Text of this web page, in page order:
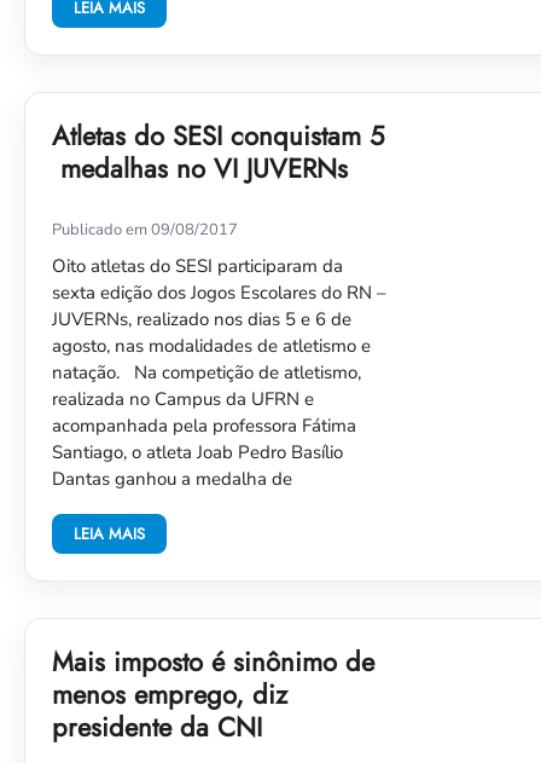
LEIA MAIS
Atletas do SESI conquistam 5
medalhas no VI JUVERNs
Publicado em 09/08/2017
Oito atletas do SESI participaram da
sexta edição dos Jogos Escolares do RN –
JUVERNs, realizado nos dias 5 e 6 de
agosto, nas modalidades de atletismo e
natação. Na competição de atletismo,
realizada no Campus da UFRN e
acompanhada pela professora Fátima
Santiago, o atleta Joab Pedro Basílio
Dantas ganhou a medalha de
LEIA MAIS
Mais imposto é sinônimo de
menos emprego, diz
presidente da CNI